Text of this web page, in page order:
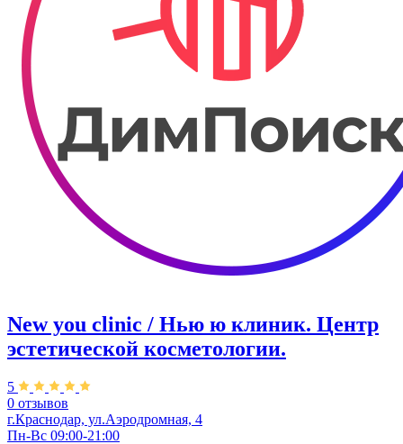
New you clinic / Нью ю клиник. ​Центр
эстетической косметологии.
5
0 отзывов
г.Краснодар, ул.Аэродромная, 4
Пн-Вс 09:00-21:00